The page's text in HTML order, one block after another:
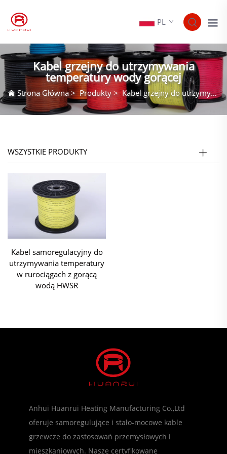
PL
Kabel grzejny do utrzymywania
temperatury wody gorącej
Strona Główna>Produkty>Kabel grzejny do utrzymywania temperatury wody gorącej
WSZYSTKIE PRODUKTY
Kabel samoregulacyjny do
utrzymywania temperatury
w rurociągach z gorącą
wodą HWSR
Anhui Huanrui Heating Manufacturing Co.,Ltd
oferuje samoregulujące i stało-mocowe kable
grzewcze do zastosowań przemysłowych i
mieszkaniowych. Nasze certyfikowane